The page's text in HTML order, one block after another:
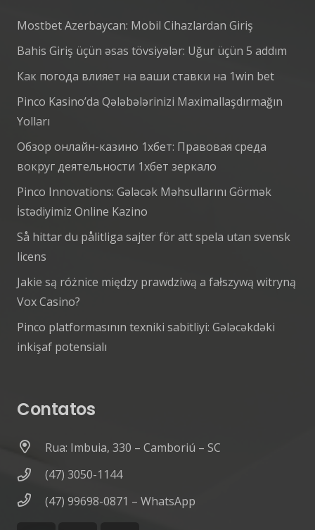
Mostbet Azerbaycan: Mobil Cihazlardan Giriş
Bahis Giriş üçün əsas tövsiyələr: Uğur üçün 5 addım
Как погода влияет на ваши ставки на 1win bet
Pinco Kasino’da Qələbələrinizi Maximallaşdırmağın
Yolları
Обзор онлайн-казино 1хбет: Правовая среда
вокруг деятельности 1хбет зеркало
Pinco Innovations: Gələcək Məhsullarını Görmək
İstədiyimiz Online Kazino
Så hittar du pålitliga sajter för att spela utan svensk
licens
Jakie są różnice między prawdziwą a fałszywą witryną
Vox Casino?
Pinco platformasının texniki sabitliyi: Gələcəkdəki
inkişaf potensialı
Contatos
Rua: Imbuia, 330 – Camboriú – SC
(47) 3050-1144
(47) 99698-0871 – WhatsApp